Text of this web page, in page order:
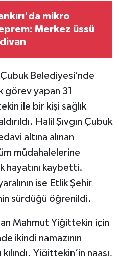
mikro
Merkez üssü
Belediyesi’nde
görev yapan 31
ile bir kişi sağlık
Halil Şıvgın Çubuk
altına alınan
müdahalelerine
hayatını kaybetti.
ise Etlik Şehir
sürdüğü öğrenildi.
Mahmut Yiğittekin için
ikindi namazının
Yiğittekin’in naaşı,